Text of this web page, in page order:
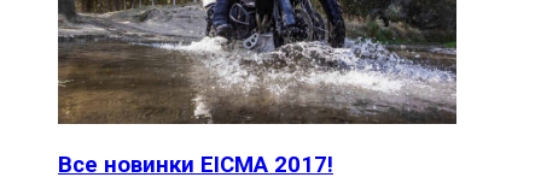
Все новинки EICMA 2017!